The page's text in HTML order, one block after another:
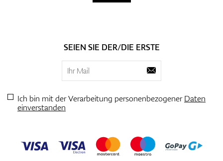
SEIEN SIE DER/DIE ERSTE
Ich bin mit der Verarbeitung personenbezogenerDaten
einverstanden